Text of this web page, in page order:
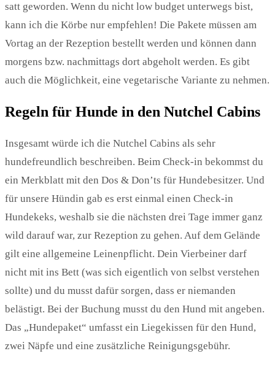
satt geworden. Wenn du nicht low budget unterwegs bist,
kann ich die Körbe nur empfehlen! Die Pakete müssen am
Vortag an der Rezeption bestellt werden und können dann
morgens bzw. nachmittags dort abgeholt werden. Es gibt
auch die Möglichkeit, eine vegetarische Variante zu nehmen.
Regeln für Hunde in den Nutchel Cabins
Insgesamt würde ich die Nutchel Cabins als sehr
hundefreundlich beschreiben. Beim Check-in bekommst du
ein Merkblatt mit den Dos & Don’ts für Hundebesitzer. Und
für unsere Hündin gab es erst einmal einen Check-in
Hundekeks, weshalb sie die nächsten drei Tage immer ganz
wild darauf war, zur Rezeption zu gehen. Auf dem Gelände
gilt eine allgemeine Leinenpflicht. Dein Vierbeiner darf
nicht mit ins Bett (was sich eigentlich von selbst verstehen
sollte) und du musst dafür sorgen, dass er niemanden
belästigt. Bei der Buchung musst du den Hund mit angeben.
Das „Hundepaket“ umfasst ein Liegekissen für den Hund,
zwei Näpfe und eine zusätzliche Reinigungsgebühr.